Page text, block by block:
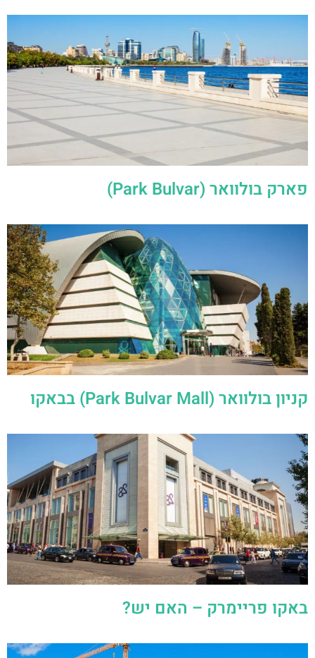
פארק בולוואר (Park Bulvar)
קניון בולוואר (Park Bulvar Mall) בבאקו
באקו פריימרק – האם יש?